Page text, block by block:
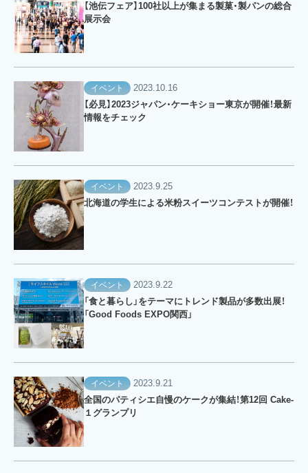
【池伝フェア】100社以上が集まる製菓・製パンの総合
展示会
イベント
2023.10.16
【必見】2023ジャパン・ケーキショー東京が開催！最新
情報をチェック
イベント
2023.9.25
北海道の学生による米粉スイーツコンテストが開催！
イベント
2023.9.22
「食と暮らし」をテーマにトレンド製品が多数出展！
「Good Foods EXPO関西」
イベント
2023.9.21
全国のパティシエ自慢のケークが集結！第12回 Cake-
１グランプリ